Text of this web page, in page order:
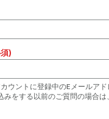
)
ウントに登録中のEメールアド
みをする以前のご質問の場合